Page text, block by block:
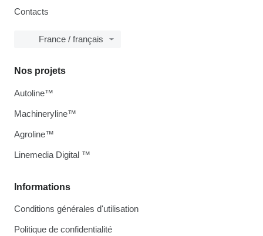
Contacts
France / français
Informations
Conditions générales d'utilisation
Politique de confidentialité
Nos projets
Autoline™
Machineryline™
Agroline™
Linemedia Digital ™